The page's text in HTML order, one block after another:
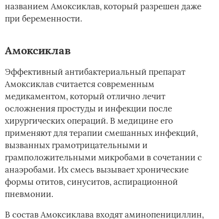
названием Амоксиклав, который разрешен даже
при беременности.
Амоксиклав
Эффективный антибактериальный препарат
Амоксиклав считается современным
медикаментом, который отлично лечит
осложнения простуды и инфекции после
хирургических операций. В медицине его
применяют для терапии смешанных инфекций,
вызванных грамотрицательными и
грамположительными микробами в сочетании с
анаэробами. Их смесь вызывает хронические
формы отитов, синуситов, аспирационной
пневмонии.
В состав Амоксиклава входят аминопенициллин,